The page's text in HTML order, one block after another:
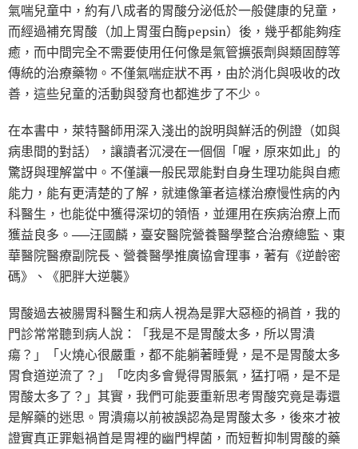
氣喘兒童中，約有八成者的胃酸分泌低於一般健康的兒童，
而經過補充胃酸（加上胃蛋白酶pepsin）後，幾乎都能夠痊
癒，而中間完全不需要使用任何像是氣管擴張劑與類固醇等
傳統的治療藥物。不僅氣喘症狀不再，由於消化與吸收的改
善，這些兒童的活動與發育也都進步了不少。
在本書中，萊特醫師用深入淺出的說明與鮮活的例證（如與
病患間的對話），讓讀者沉浸在一個個「喔，原來如此」的
驚訝與理解當中。不僅讓一般民眾能對自身生理功能與自癒
能力，能有更清楚的了解，就連像筆者這樣治療慢性病的內
科醫生，也能從中獲得深切的領悟，並運用在疾病治療上而
獲益良多。──汪國麟，臺安醫院營養醫學整合治療總監、東
華醫院醫療副院長、營養醫學推廣協會理事，著有《逆齡密
碼》、《肥胖大逆襲》
胃酸過去被腸胃科醫生和病人視為是罪大惡極的禍首，我的
門診常常聽到病人說：「我是不是胃酸太多，所以胃潰
瘍？」「火燒心很嚴重，都不能躺著睡覺，是不是胃酸太多
胃食道逆流了？」「吃肉多會覺得胃脹氣，猛打嗝，是不是
胃酸太多了？」其實，我們可能要重新思考胃酸究竟是毒還
是解藥的迷思。胃潰瘍以前被誤認為是胃酸太多，後來才被
證實真正罪魁禍首是胃裡的幽門桿菌，而短暫抑制胃酸的藥